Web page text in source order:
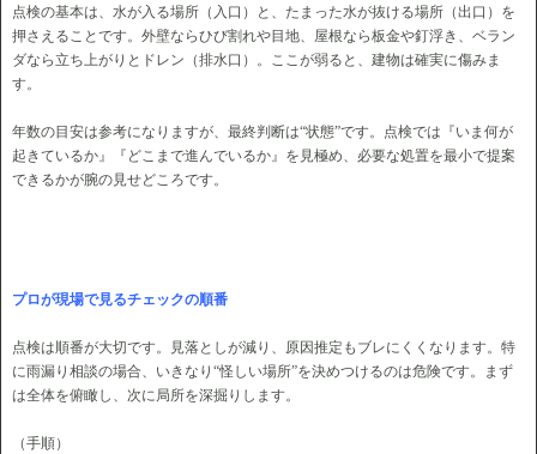
点検の基本は、水が入る場所（入口）と、たまった水が抜ける場所（出口）を
押さえることです。外壁ならひび割れや目地、屋根なら板金や釘浮き、ベラン
ダなら立ち上がりとドレン（排水口）。ここが弱ると、建物は確実に傷みま
す。
年数の目安は参考になりますが、最終判断は“状態”です。点検では『いま何が
起きているか』『どこまで進んでいるか』を見極め、必要な処置を最小で提案
できるかが腕の見せどころです。
プロが現場で見るチェックの順番
点検は順番が大切です。見落としが減り、原因推定もブレにくくなります。特
に雨漏り相談の場合、いきなり“怪しい場所”を決めつけるのは危険です。まず
は全体を俯瞰し、次に局所を深掘りします。
（手順）